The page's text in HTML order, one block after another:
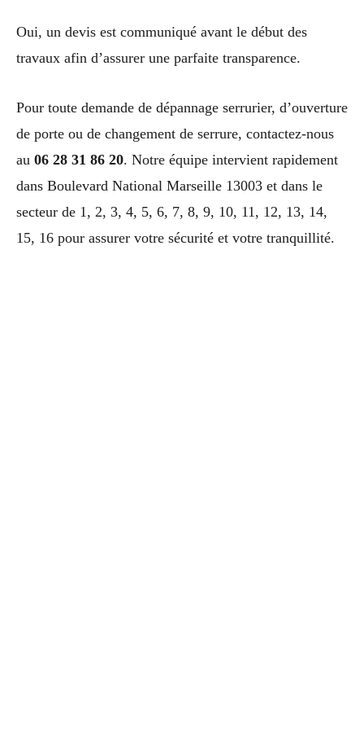
Oui, un devis est communiqué avant le début des
travaux afin d’assurer une parfaite transparence.
Pour toute demande de dépannage serrurier, d’ouverture
de porte ou de changement de serrure, contactez-nous
au 06 28 31 86 20. Notre équipe intervient rapidement
dans Boulevard National Marseille 13003 et dans le
secteur de 1, 2, 3, 4, 5, 6, 7, 8, 9, 10, 11, 12, 13, 14,
15, 16 pour assurer votre sécurité et votre tranquillité.